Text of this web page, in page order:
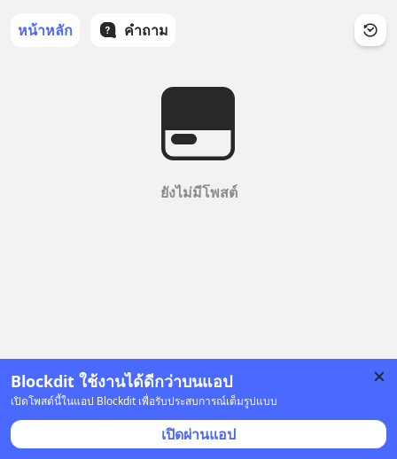
Blockdit ใช้งานได้ดีกว่าบนแอป
เปิดโพสต์นี้ในแอป Blockdit เพื่อรับประสบการณ์เต็มรูปแบบ
เปิดผ่านแอป
หน้าหลัก คำถาม
ยังไม่มีโพสต์